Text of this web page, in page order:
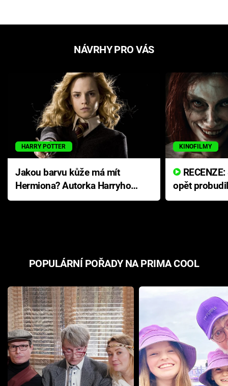
NÁVRHY PRO VÁS
HARRY POTTER
Jakou barvu kůže má mít
Hermiona? Autorka Harryho
Pottera přišla s ráznou
KINOFILMY
opět
přichází s
POPULÁRNÍ POŘADY NA PRIMA COOL